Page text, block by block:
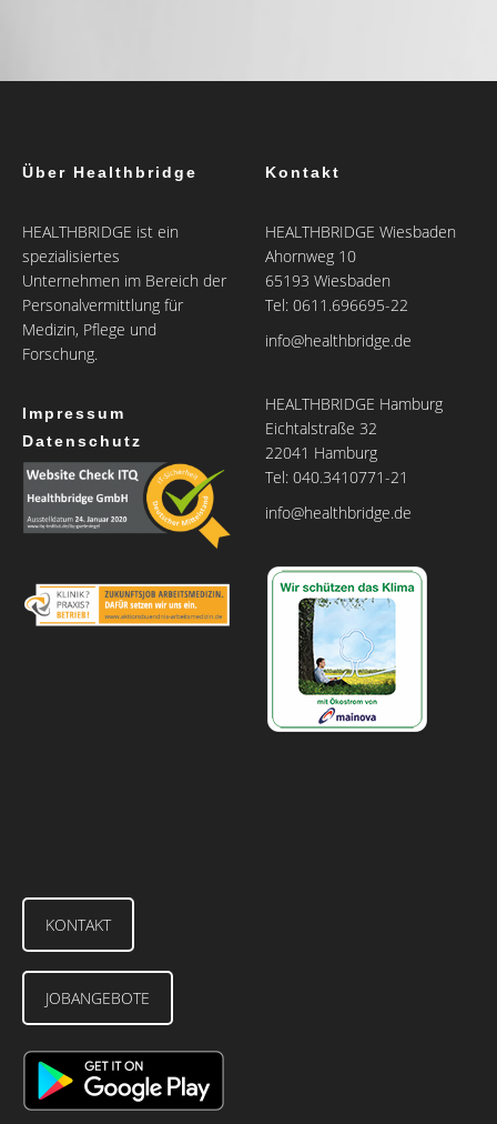
Über Healthbridge
HEALTHBRIDGE ist ein
spezialisiertes
Unternehmen im Bereich der
Personalvermittlung für
Medizin, Pflege und
Forschung.
Impressum
Datenschutz
Kontakt
HEALTHBRIDGE Wiesbaden
Ahornweg 10
65193 Wiesbaden
Tel: 0611.696695-22
info@healthbridge.de
HEALTHBRIDGE Hamburg
Eichtalstraße 32
22041 Hamburg
Tel: 040.3410771-21
info@healthbridge.de
KONTAKT
JOBANGEBOTE